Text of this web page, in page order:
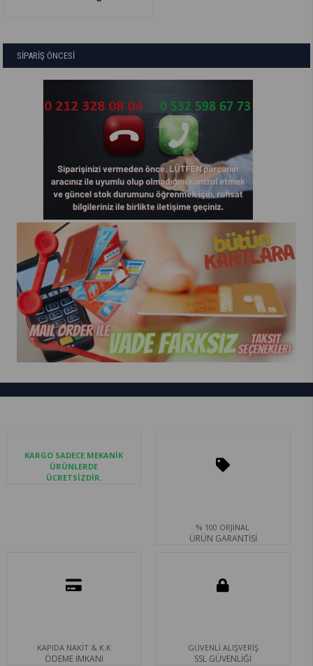
SİPARİŞ ÖNCESİ
KARGO SADECE MEKANİK
ÜRÜNLERDE
ÜCRETSİZDİR.
% 100 ORJİNAL
ÜRÜN GARANTİSİ
KAPIDA NAKİT & K.K
ÖDEME İMKANI
GÜVENLİ ALIŞVERİŞ
SSL GÜVENLİĞİ